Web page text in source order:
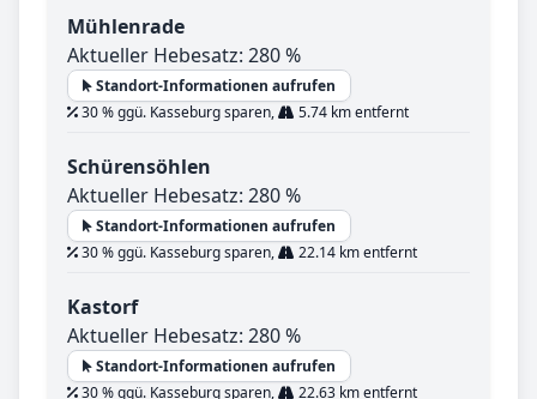
Mühlenrade
Aktueller Hebesatz: 280 %
Standort-Informationen aufrufen
30 % ggü. Kasseburg sparen,
5.74 km entfernt
Schürensöhlen
Aktueller Hebesatz: 280 %
Standort-Informationen aufrufen
30 % ggü. Kasseburg sparen,
22.14 km entfernt
Kastorf
Aktueller Hebesatz: 280 %
Standort-Informationen aufrufen
30 % ggü. Kasseburg sparen,
22.63 km entfernt